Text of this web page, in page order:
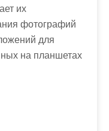
их
фотографий
для
на планшетах